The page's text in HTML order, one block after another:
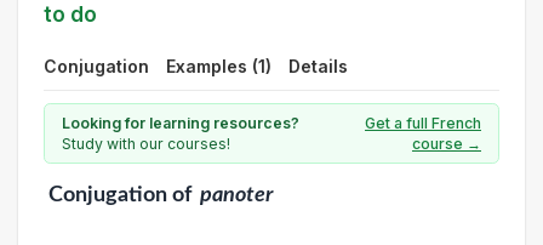
to do
Conjugation Examples (1) Details
Looking for learning resources?
Study with our courses!
Get a full French
course →
Conjugationof panoter